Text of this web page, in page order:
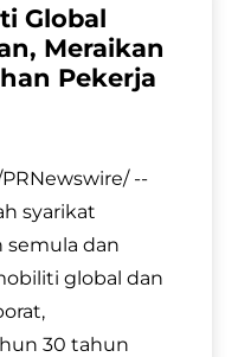
Global
Meraikan
Pekerja
PRNewswire/ --
syarikat
dan
global dan
30 tahun